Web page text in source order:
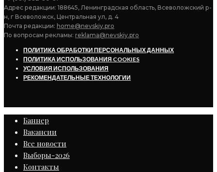
Адрес редакции: 188645, Ленинградская область, Всеволожский р-
н, г Всеволожск, Центральная ул, д. 4
Почта редакции: home@nevskiy.pro
По вопросам рекламы: reklama@nevskiy.pro
ПОЛИТИКА ОБРАБОТКИ ПЕРСОНАЛЬНЫХ ДАННЫХ
ПОЛИТИКА ИСПОЛЬЗОВАНИЯ COOKIES
УСЛОВИЯ ИСПОЛЬЗОВАНИЯ
РЕКОМЕНДАТЕЛЬНЫЕ ТЕХНОЛОГИИ
Баннер
Вакансии
Все новости
Выборы-2026
Контакты